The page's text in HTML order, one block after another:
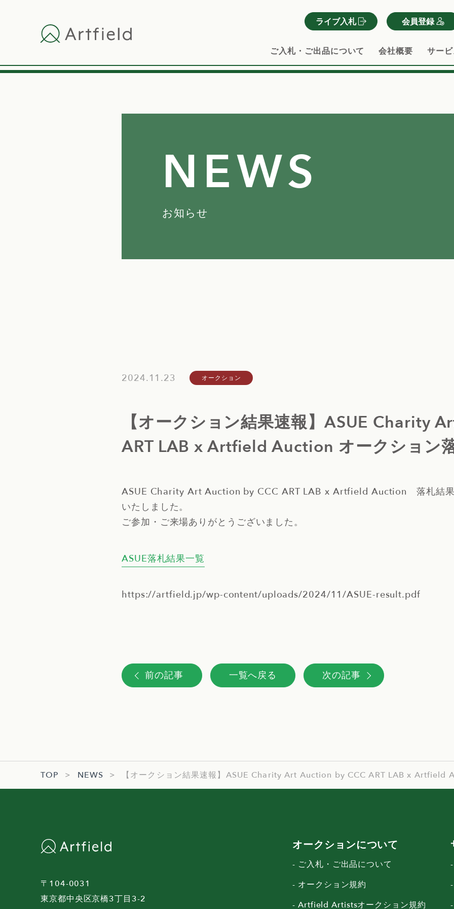
ライブ入札 会員登録
ご入札・ご出品について 会社概要 サー
2024.11.23 オークション
【オークション結果速報】ASUE Charity
ART LAB x Artfield Auction オークション
ASUE Charity Art Auction by CCC ART LAB x Artfield Auction 落札結果
いたしました。
ご参加・ご来場ありがとうございました。
ASUE落札結果一覧
https://artfield.jp/wp-content/uploads/2024/11/ASUE-result.pdf
前の記事 一覧へ戻る 次の記事
TOP > NEWS > 【オークション結果速報】ASUE Charity Art Auction by CCC ART LAB x Artfield
〒104-0031
東京都中央区京橋3丁目3-2
オークションについて
- ご入札・ご出品について
- オークション規約
- Artfield Artistsオークション規約